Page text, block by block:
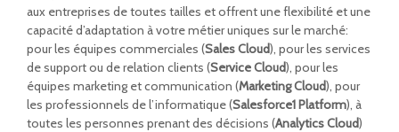
aux entreprises de toutes tailles et offrent une flexibilité et une
capacité d’adaptation à votre métier uniques sur le marché:
pour les équipes commerciales (Sales Cloud), pour les services
de support ou de relation clients (Service Cloud), pour les
équipes marketing et communication (Marketing Cloud), pour
les professionnels de l’informatique (Salesforce1 Platform), à
toutes les personnes prenant des décisions (Analytics Cloud)